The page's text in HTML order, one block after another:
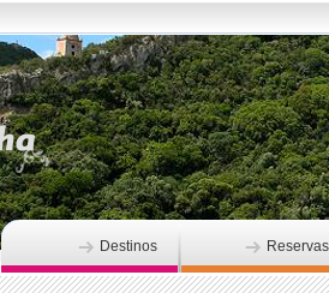
Destinos Reservas